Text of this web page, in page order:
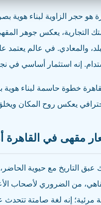
حجر الزاوية لبناء هوية
التجارية، يعكس جوهر
والمعادي. في عالم يعتمد
إنه استثمار أساسي في
خطوة حاسمة لبناء
يعكس روح المكان ويخلق
مقهى في القاهرة
التاريخ مع حيوية
من الضروري لأصحاب
مرئية؛ إنه لغة صامتة